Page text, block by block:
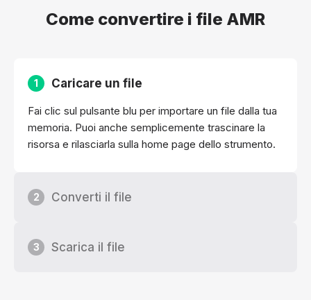
Come convertire i file AMR
1 Caricare un file
Fai clic sul pulsante blu per importare un file dalla tua
memoria. Puoi anche semplicemente trascinare la
risorsa e rilasciarla sulla home page dello strumento.
2 Converti il file
3 Scarica il file